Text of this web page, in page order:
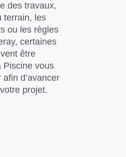
des travaux,
terrain, les
ou les règles
certaines
être
Piscine vous
d’avancer
projet.